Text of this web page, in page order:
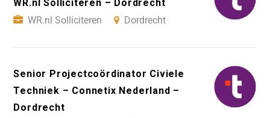
WR.nl Solliciteren – Dordrecht
WR.nl Solliciteren
Dordrecht
Senior Projectcoördinator Civiele
Techniek – Connetix Nederland –
Dordrecht